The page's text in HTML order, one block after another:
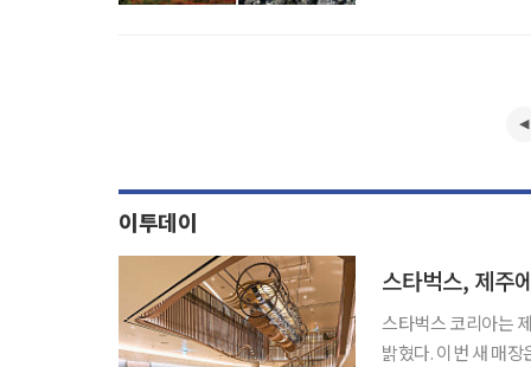
이투데이
스타벅스, 제주
스타벅스 코리아는
밝혔다. 이번 새 매장